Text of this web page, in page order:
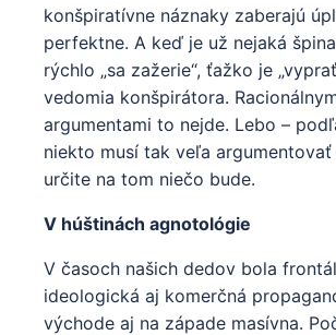
konšpiratívne náznaky zaberajú
perfektne. A keď je už nejaká
rýchlo „sa zažerie“, ťažko je
vedomia konšpirátora.
argumentami to nejde. Lebo –
niekto musí tak veľa
určite na tom niečo bude.
V húštinách agnotológie
V časoch našich dedov bola
ideologická aj komerčná
východe aj na západe masívna.